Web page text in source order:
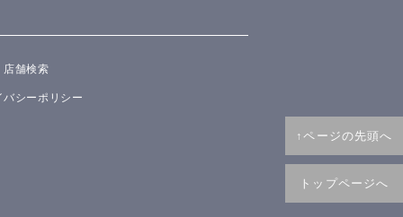
↑ページの先頭へ
トップページへ
店舗検索
バシーポリシー